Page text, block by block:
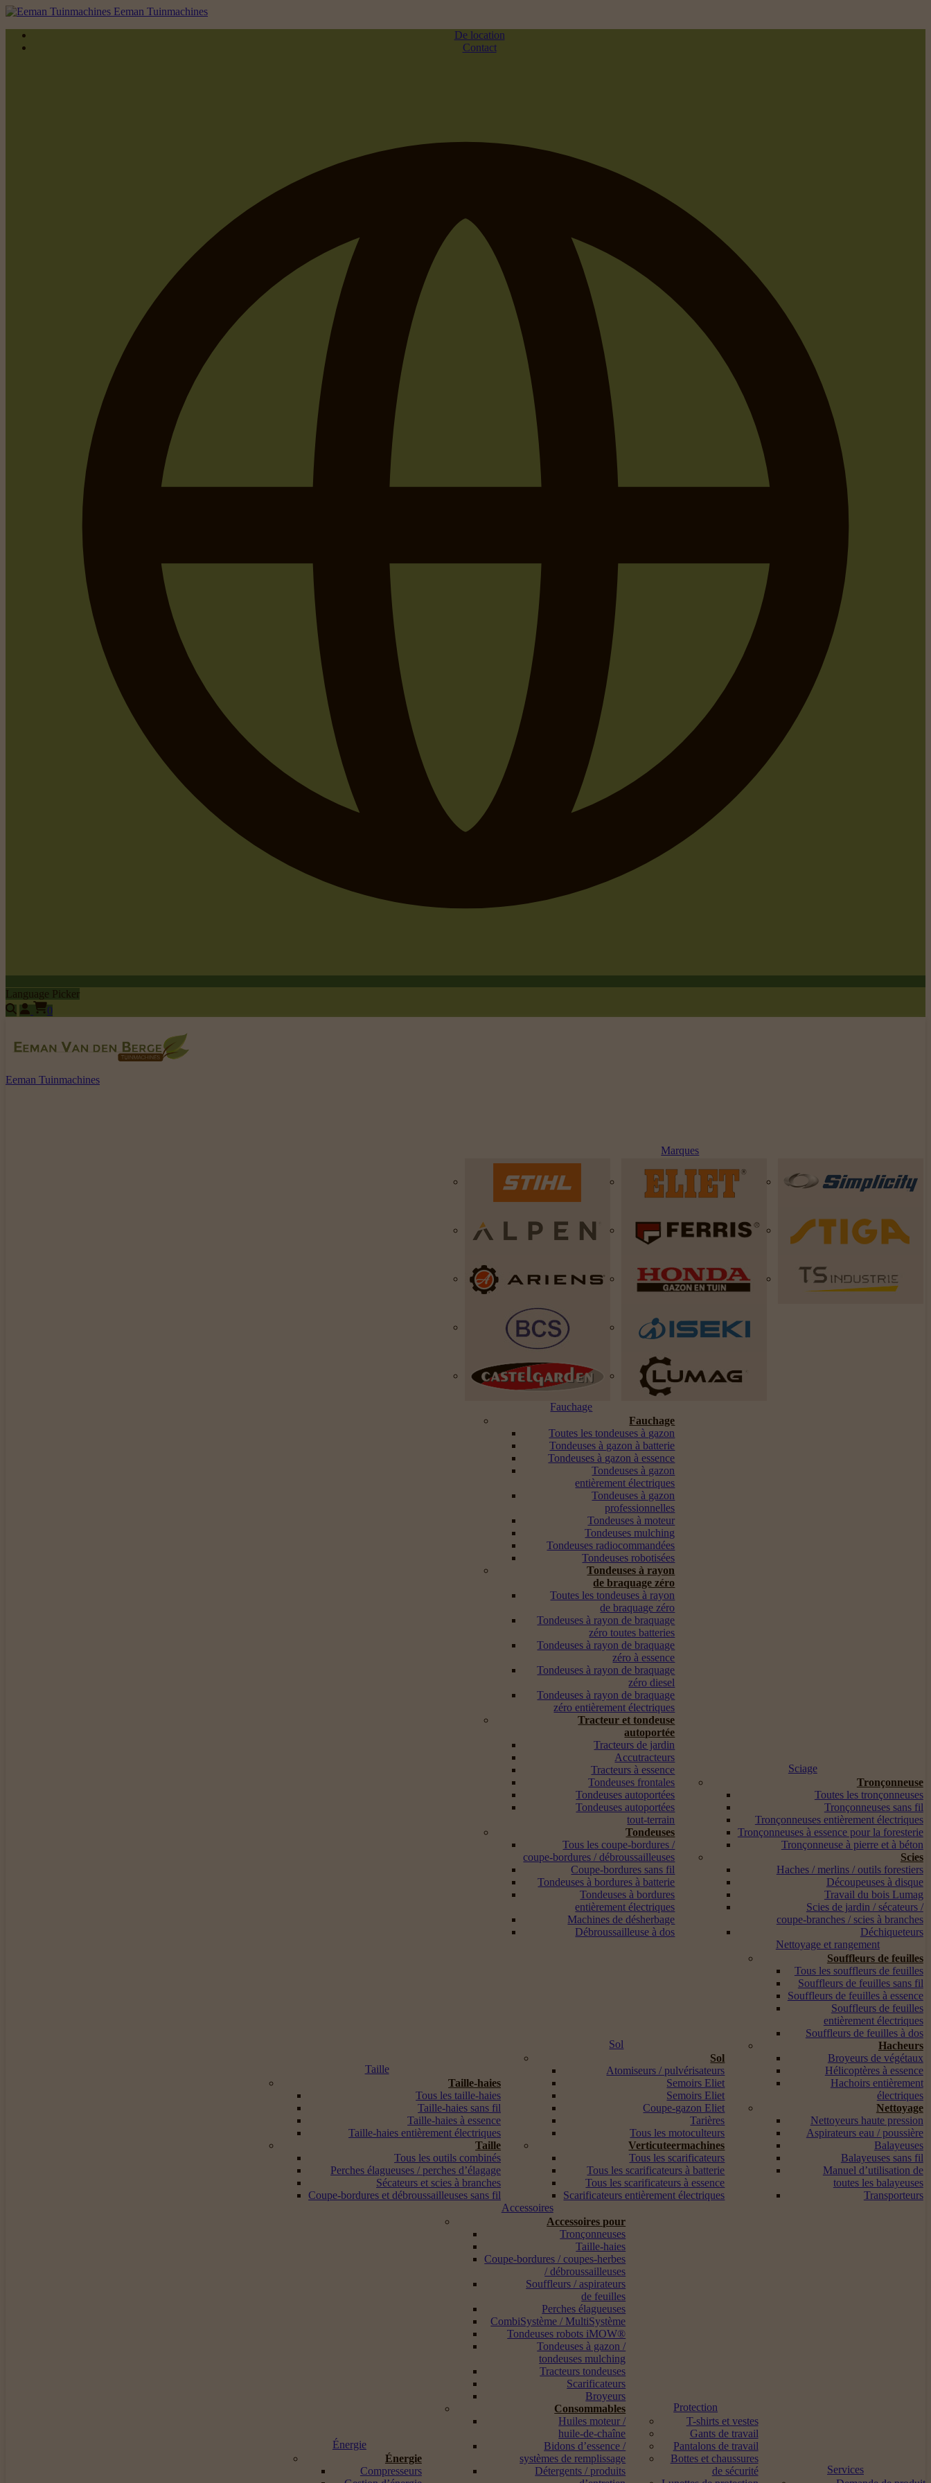
Eeman Tuinmachines
De location
Contact
Language Picker
0
Eeman Tuinmachines
Marques
Fauchage
Fauchage
Toutes les tondeuses à gazon
Tondeuses à gazon à batterie
Tondeuses à gazon à essence
Tondeuses à gazon
entièrement électriques
Tondeuses à gazon
professionnelles
Tondeuses à moteur
Tondeuses mulching
Tondeuses radiocommandées
Tondeuses robotisées
Tondeuses à rayon
de braquage zéro
Toutes les tondeuses à rayon
de braquage zéro
Tondeuses à rayon de braquage
zéro toutes batteries
Tondeuses à rayon de braquage
zéro à essence
Tondeuses à rayon de braquage
zéro diesel
Tondeuses à rayon de braquage
zéro entièrement électriques
Tracteur et tondeuse
autoportée
Tracteurs de jardin
Accutracteurs
Tracteurs à essence
Tondeuses frontales
Tondeuses autoportées
Tondeuses autoportées
tout-terrain
Tondeuses
Tous les coupe-bordures /
coupe-bordures / débroussailleuses
Coupe-bordures sans fil
Tondeuses à bordures à batterie
Tondeuses à bordures
entièrement électriques
Machines de désherbage
Débroussailleuse à dos
Sciage
Tronçonneuse
Toutes les tronçonneuses
Tronçonneuses sans fil
Tronçonneuses entièrement électriques
Tronçonneuses à essence pour la foresterie
Tronçonneuse à pierre et à béton
Scies
Haches / merlins / outils forestiers
Découpeuses à disque
Travail du bois Lumag
Scies de jardin / sécateurs /
coupe-branches / scies à branches
Déchiqueteurs
Taille
Taille-haies
Tous les taille-haies
Taille-haies sans fil
Taille-haies à essence
Taille-haies entièrement électriques
Taille
Tous les outils combinés
Perches élagueuses / perches d’élagage
Sécateurs et scies à branches
Coupe-bordures et débroussailleuses sans fil
Sol
Sol
Atomiseurs / pulvérisateurs
Semoirs Eliet
Semoirs Eliet
Coupe-gazon Eliet
Tarières
Tous les motoculteurs
Verticuteermachines
Tous les scarificateurs
Tous les scarificateurs à batterie
Tous les scarificateurs à essence
Scarificateurs entièrement électriques
Nettoyage et rangement
Souffleurs de feuilles
Tous les souffleurs de feuilles
Souffleurs de feuilles sans fil
Souffleurs de feuilles à essence
Souffleurs de feuilles
entièrement électriques
Souffleurs de feuilles à dos
Hacheurs
Broyeurs de végétaux
Hélicoptères à essence
Hachoirs entièrement
électriques
Nettoyage
Nettoyeurs haute pression
Aspirateurs eau / poussière
Balayeuses
Balayeuses sans fil
Manuel d’utilisation de
toutes les balayeuses
Transporteurs
Énergie
Énergie
Compresseurs
Accessoires
Accessoires pour
Tronçonneuses
Taille-haies
Coupe-bordures / coupes-herbes
/ débroussailleuses
Souffleurs / aspirateurs
de feuilles
Perches élagueuses
CombiSystème / MultiSystème
Tondeuses robots iMOW®
Tondeuses à gazon /
tondeuses mulching
Tracteurs tondeuses
Scarificateurs
Broyeurs
Consommables
Huiles moteur /
huile-de-chaîne
Bidons d’essence /
systèmes de remplissage
Détergents / produits
Protection
T-shirts et vestes
Gants de travail
Pantalons de travail
Bottes et chaussures
de sécurité
Services